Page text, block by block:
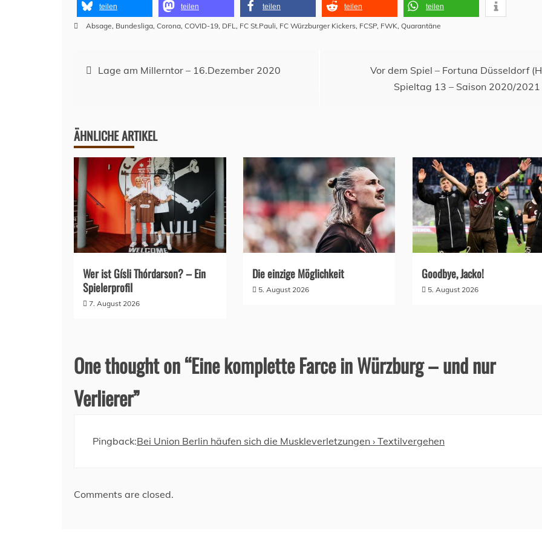
teilen teilen teilen teilen teilen
Absage, Bundesliga, Corona, COVID-19, DFL, FC St.Pauli, FC Würzburger Kickers, FCSP, FWK, Quarantäne
Beitragsnavigation
Lage am Millerntor – 16.Dezember 2020
Vor dem Spiel – Fortuna Düsseldorf
Spieltag 13 – Saison 2020/2021
ÄHNLICHE ARTIKEL
Wer ist Gísli Thórdarson? – Ein
Spielerprofil
7. August 2026
Die einzige Möglichkeit
5. August 2026
Goodbye, Jacko!
5. August 2026
One thought on “Eine komplette Farce in Würzburg – und nur
Verlierer”
Pingback:Bei Union Berlin häufen sich die Muskleverletzungen › Textilvergehen
Comments are closed.